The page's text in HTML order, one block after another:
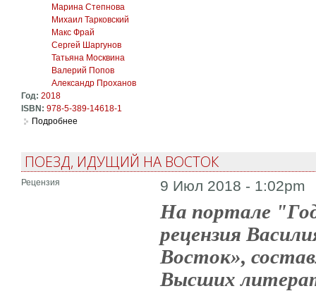
Марина Степнова
Михаил Тарковский
Макс Фрай
Сергей Шаргунов
Татьяна Москвина
Валерий Попов
Александр Проханов
Год: 2018
ISBN: 978-5-389-14618-1
Подробнее
ПОЕЗД, ИДУЩИЙ НА ВОСТОК
Рецензия 9 Июл 2018 - 1:02pm
На портале
рецензия
Восток»,
Высших